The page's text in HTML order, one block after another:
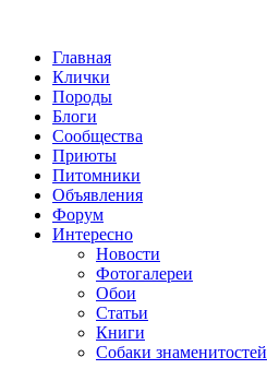
Главная
Клички
Породы
Блоги
Сообщества
Приюты
Питомники
Объявления
Форум
Интересно
Новости
Фотогалереи
Обои
Статьи
Книги
Собаки знаменитостей